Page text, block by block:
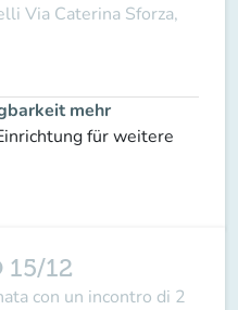
Via Caterina Sforza,
mehr
für weitere
15/12
con un incontro di 2